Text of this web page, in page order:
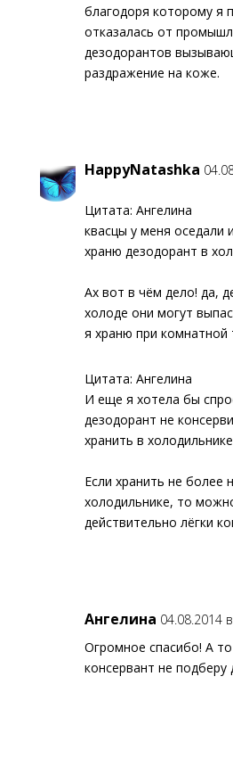
благодоря которому я
отказалась от
дезодорантов
раздражение на коже.
HappyNatashka
Цитата: Ангелина
квасцы у меня оседали
храню дезодорант в
Ах вот в чём дело! да,
холоде они могут
я храню при комнатной
Цитата: Ангелина
И еще я хотела бы
дезодорант не
хранить в
Если хранить не более
холодильнике, то
действительно лёгки
Ангелина 04.08.2014
Огромное спасибо! А то
консервант не